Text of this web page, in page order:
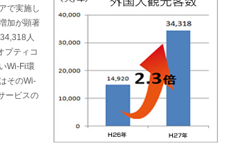
で実施し
加が顕著
人
プティコ
Wi-Fi環
そのWi-
ービスの